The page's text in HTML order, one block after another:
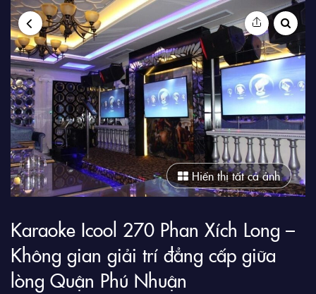
Hiển thị tất cả ảnh
Karaoke Icool 270 Phan Xích Long –
Không gian giải trí đẳng cấp giữa
lòng Quận Phú Nhuận